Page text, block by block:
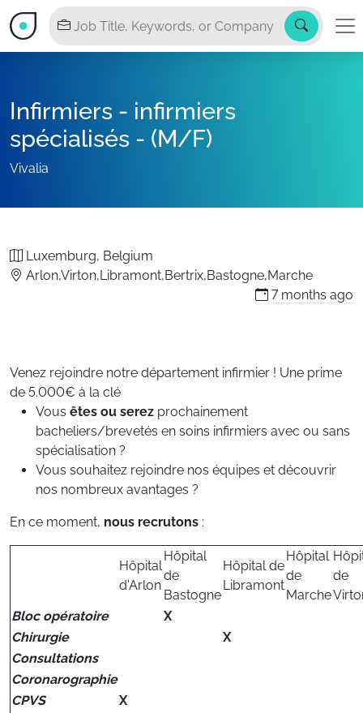
Infirmiers - infirmiers
spécialisés - (M/F)
Vivalia
Luxemburg, Belgium
Arlon,Virton,Libramont,Bertrix,Bastogne,Marche
7 months ago
Venez rejoindre notre département infirmier ! Une prime
de 5.000€ à la clé
Vous êtes ou serez prochainement
bacheliers/brevetés en soins infirmiers avec ou sans
spécialisation ?
Vous souhaitez rejoindre nos équipes et découvrir
nos nombreux avantages ?
En ce moment, nous recrutons :
Hôpital
d'Arlon
Hôpital
de
Bastogne
Hôpital de
Libramont
Hôpital
de
Marche
de
Bloc opératoire
X
Chirurgie
X
Consultations
Coronarographie
CPVS
X